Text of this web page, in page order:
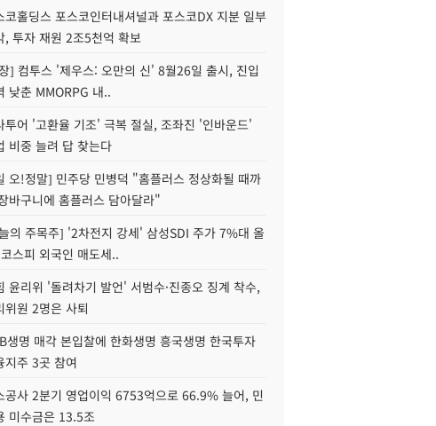
코홀딩스 포스코인터내셔널과 포스코DX 지분 일부
, 투자 재원 2조5천억 확보
] 컴투스 '제우스: 오만의 신' 8월26일 출시, 진입
낮춘 MMORPG 내..
투어 '고환율 기조' 극복 절실, 조좌진 '인바운드'
비중 늘려 답 찾는다
오!정말] 민주당 민병덕 "홈플러스 정상화될 때까
바구니에 홈플러스 담아달라"
의 주목주] '2차전지 강세' 삼성SDI 주가 7%대 올
스피 외국인 매도세..
윤리위 '돌려차기 발언' 서범수·진종오 징계 착수,
위원 2명은 사퇴
생명 매각 본입찰에 한화생명 흥국생명 한국투자
지주 3곳 참여
공사 2분기 영업이익 6753억으로 66.9% 늘어, 민
미수금은 13.5조